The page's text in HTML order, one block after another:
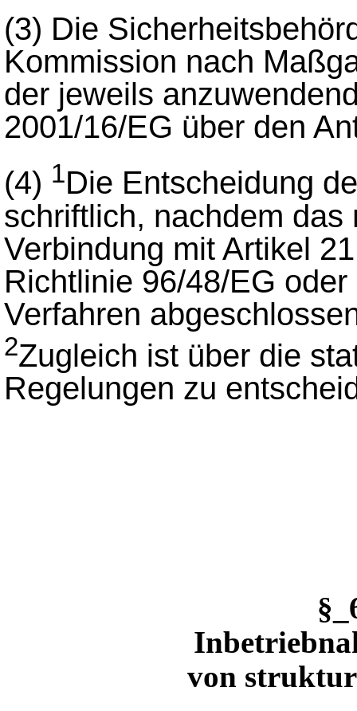
(3) Die
Kommission nach
der jeweils
2001/16/EG über den
(4) 1Die Entscheidung
schriftlich, nachdem
Verbindung mit Artikel
Richtlinie 96/48/EG
Verfahren
2Zugleich ist über die
Regelungen zu
von